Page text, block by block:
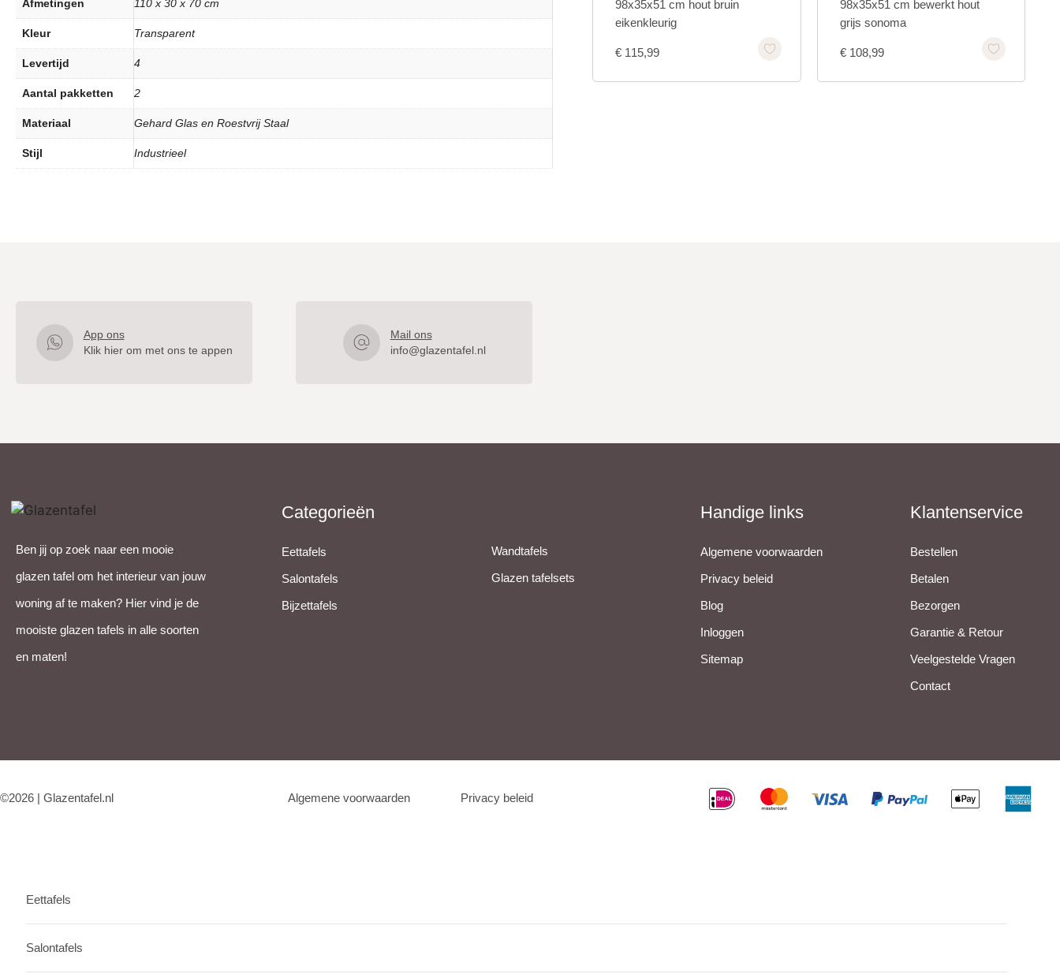
Afmetingen 110 x 30 x 70 cm
Kleur Transparent
Levertijd 4
Aantal pakketten 2
Materiaal Gehard Glas en Roestvrij Staal
Stijl Industrieel
98x35x51 cm hout bruin
eikenkleurig
€ 115,99
98x35x51 cm bewerkt hout
grijs sonoma
€108,99
App ons
Klik hier om met ons te appen
Mail ons
info@glazentafel.nl
Ben jij op zoek naar een mooie
glazen tafel om het interieur van jouw
woning af te maken? Hier vind je de
mooiste glazen tafels in alle soorten
en maten!
Categorieën
Eettafels
Salontafels
Bijzettafels
Wandtafels
Glazen tafelsets
Handige links
Algemene voorwaarden
Privacy beleid
Blog
Inloggen
Sitemap
Klantenservice
Bestellen
Betalen
Bezorgen
Garantie & Retour
Veelgestelde Vragen
Contact
©2026 | Glazentafel.nl Algemene voorwaarden Privacy beleid
Eettafels
Salontafels